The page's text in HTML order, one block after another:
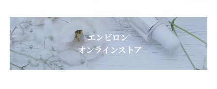
エンビロン
オンラインストア